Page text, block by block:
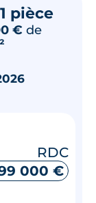
pièce
€ de
RDC
000 €